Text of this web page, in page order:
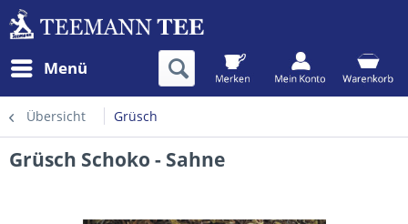
Menü
Übersicht Grüsch
Grüsch Schoko - Sahne